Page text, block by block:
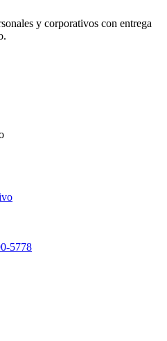
y corporativos con entrega
5778